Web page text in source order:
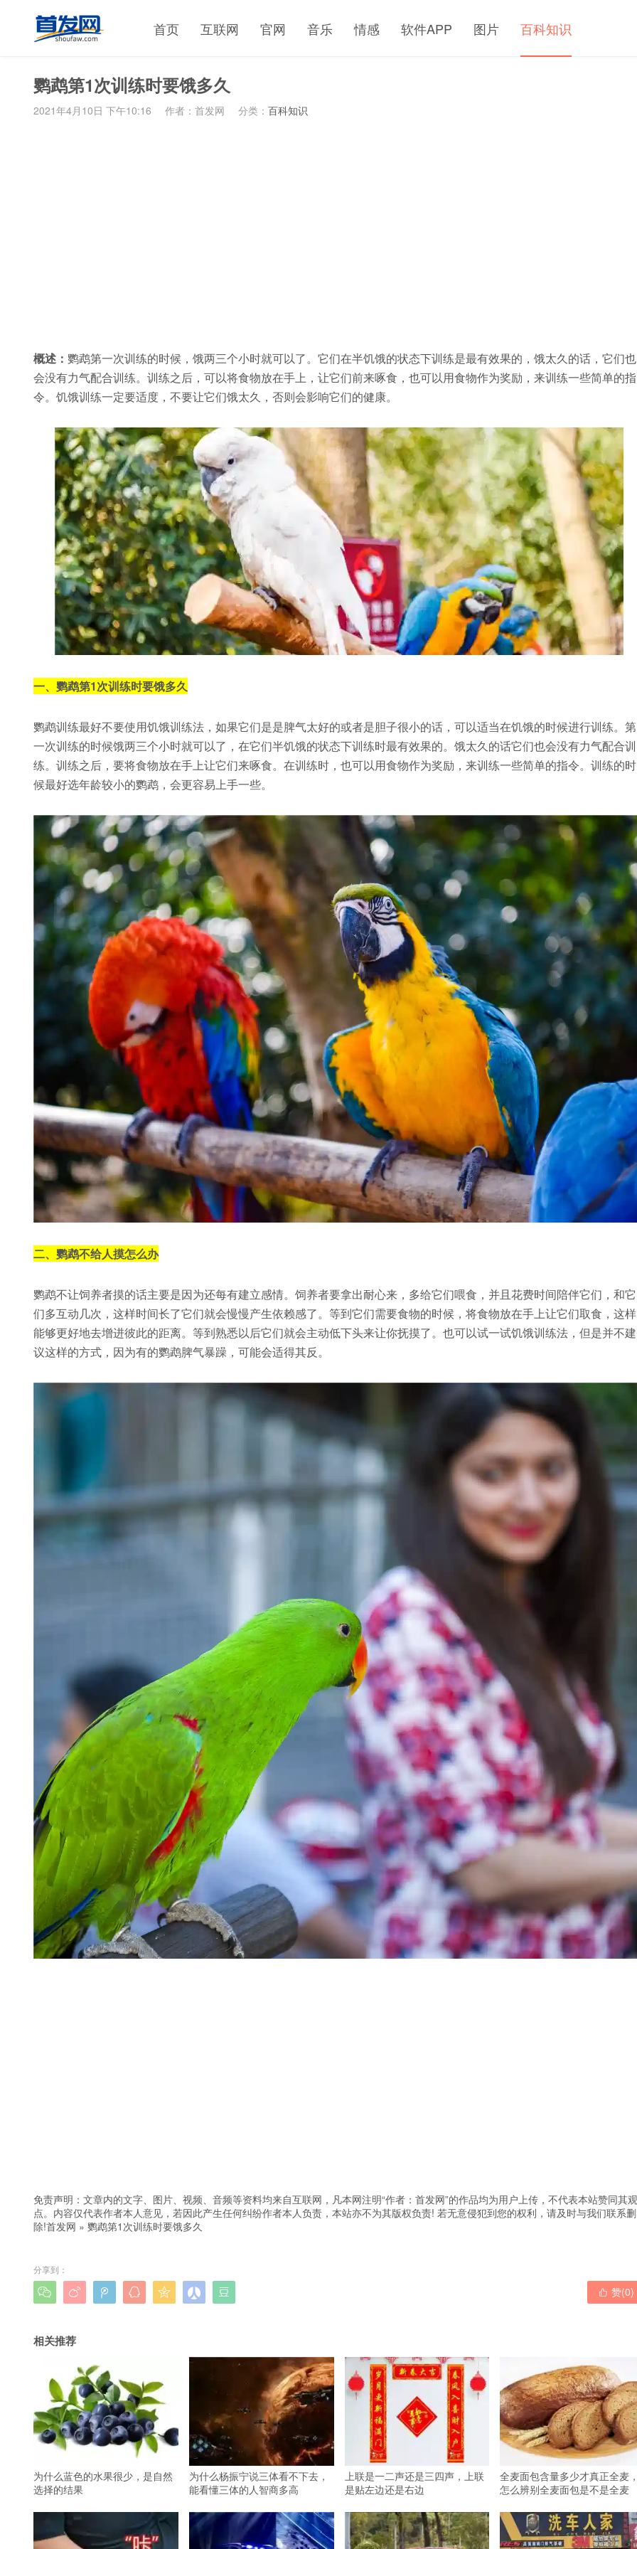
首页 互联网 官网 音乐 情感 软件APP 图片 百科知识
鹦鹉第1次训练时要饿多久
2021年4月10日 下午10:16 作者：首发网 分类： 百科知识
概述： 鹦鹉第一次训练的时候，饿两三个小时就可以了。它们在半饥饿的状态下训练是最有效果的，饿太久的话，它们也
会没有力气配合训练。训练之后，可以将食物放在手上，让它们前来啄食，也可以用食物作为奖励，来训练一些简单的指
令。饥饿训练一定要适度，不要让它们饿太久，否则会影响它们的健康。
一、鹦鹉第1次训练时要饿多久
鹦鹉训练最好不要使用饥饿训练法，如果它们是是脾气太好的或者是胆子很小的话，可以适当在饥饿的时候进行训练。第
一次训练的时候饿两三个小时就可以了，在它们半饥饿的状态下训练时最有效果的。饿太久的话它们也会没有力气配合训
练。训练之后，要将食物放在手上让它们来啄食。在训练时，也可以用食物作为奖励，来训练一些简单的指令。训练的时
候最好选年龄较小的鹦鹉，会更容易上手一些。
二、鹦鹉不给人摸怎么办
鹦鹉不让饲养者摸的话主要是因为还每有建立感情。饲养者要拿出耐心来，多给它们喂食，并且花费时间陪伴它们，和它
们多互动几次，这样时间长了它们就会慢慢产生依赖感了。等到它们需要食物的时候，将食物放在手上让它们取食，这样
能够更好地去增进彼此的距离。等到熟悉以后它们就会主动低下头来让你抚摸了。也可以试一试饥饿训练法，但是并不建
议这样的方式，因为有的鹦鹉脾气暴躁，可能会适得其反。
免责声明：文章内的文字、图片、视频、音频等资料均来自互联网，凡本网注明“作者：首发网”的作品均为用户上传，不代表本站赞同其观
点。内容仅代表作者本人意见，若因此产生任何纠纷作者本人负责，本站亦不为其版权负责! 若无意侵犯到您的权利，请及时与我们联系删
除!首发网 » 鹦鹉第1次训练时要饿多久
分享到：
        赞(0)
相关推荐
为什么蓝色的水果很少，是自然
选择的结果
为什么杨振宁说三体看不下去，
能看懂三体的人智商多高
上联是一二声还是三四声，上联
是贴左边还是右边
全麦面包含量多少才真正全麦
怎么辨别全麦面包是不是全麦